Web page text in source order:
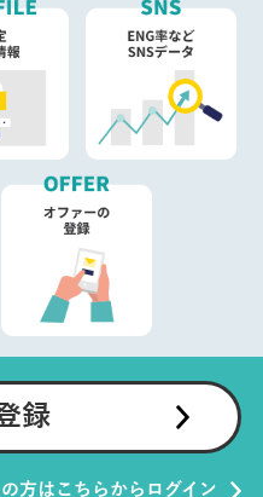
録
方はこちらからログイン